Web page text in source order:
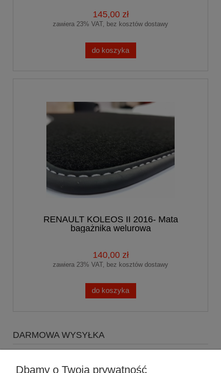
145,00 zł
zawiera 23% VAT, bez kosztów dostawy
do koszyka
RENAULT KOLEOS II 2016- Mata
bagażnika welurowa
140,00 zł
zawiera 23% VAT, bez kosztów dostawy
do koszyka
DARMOWA WYSYŁKA
wysyłki Gratis
Dbamy o Twoją prywatność